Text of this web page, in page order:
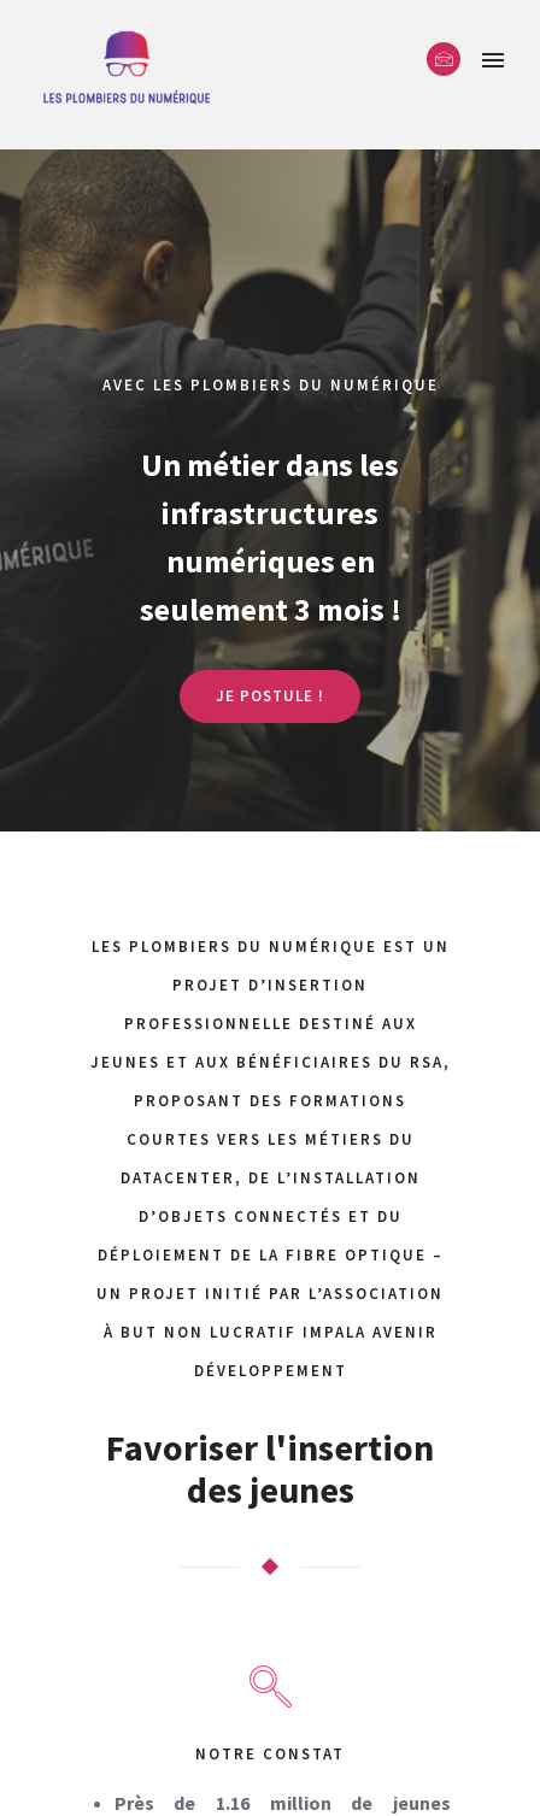
AVEC LES PLOMBIERS DU NUMÉRIQUE
Un métier dans les
infrastructures
numériques en
seulement 3 mois !
JE POSTULE !
LES PLOMBIERS DU NUMÉRIQUE EST UN
PROJET D’INSERTION
PROFESSIONNELLE DESTINÉ AUX
JEUNES ET AUX BÉNÉFICIAIRES DU RSA,
PROPOSANT DES FORMATIONS
COURTES VERS LES MÉTIERS DU
DATACENTER, DE L’INSTALLATION
D’OBJETS CONNECTÉS ET DU
DÉPLOIEMENT DE LA FIBRE OPTIQUE –
UN PROJET INITIÉ PAR L’ASSOCIATION
À BUT NON LUCRATIF IMPALA AVENIR
DÉVELOPPEMENT
Favoriser l'insertion
des jeunes
NOTRE CONSTAT
Près de 1.16 million de jeunes